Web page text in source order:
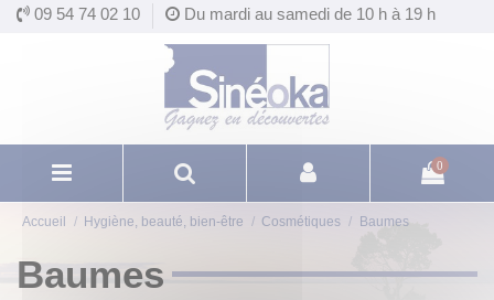
09 54 74 02 10 Du mardi au samedi de 10 h à 19 h
0
Accueil Hygiène, beauté, bien-être Cosmétiques Baumes
Baumes
Panneau de gestion des cookies